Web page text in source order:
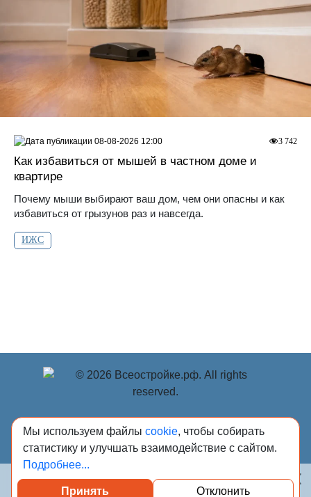
Как избавиться от мышей в частном доме и
квартире
Почему мыши выбирают ваш дом, чем они опасны и как
избавиться от грызунов раз и навсегда.
ИЖС
3 742
08-08-2026 12:00
Посмотреть каталог проверенных квартир
© Учредитель: Индивидуальный предприниматель
Опрышко Светлана Александровна, 2018-2026.
Сообщения и материалы сетевого издания «Всё о
стройке» (зарегистрировано Федеральной службой по
надзору в сфере связи, информационных технологий и
массовых коммуникаций (Роскомнадзор) 13.03.2023 за
Мы используем файлы cookie, чтобы собирать
статистику и улучшать взаимодействие с сайтом.
Подробнее...
Принять Отклонить